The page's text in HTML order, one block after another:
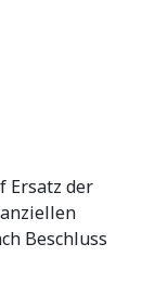
Ersatz der
Beschluss